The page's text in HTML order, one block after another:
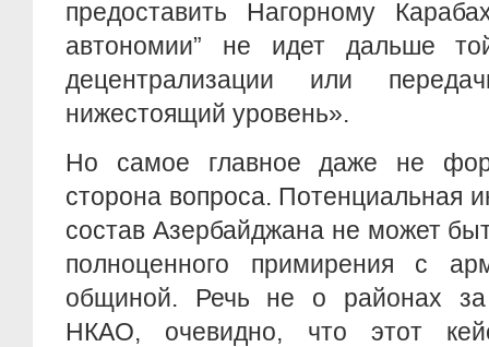
предоставить Нагорному
автономии” не идет дальше
децентрализации или
нижестоящий уровень».
Но самое главное даже не
сторона вопроса. Потенциальная
состав Азербайджана не может
полноценного примирения с
общиной. Речь не о районах
НКАО, очевидно, что этот